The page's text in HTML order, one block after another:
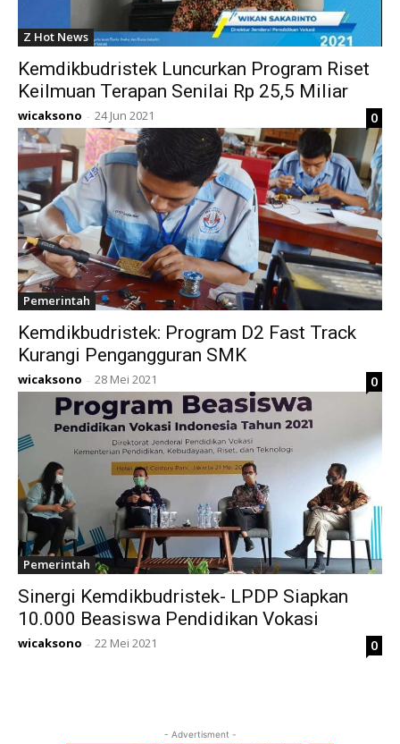
Z Hot News
Kemdikbudristek Luncurkan Program Riset
Keilmuan Terapan Senilai Rp 25,5 Miliar
wicaksono - 24 Jun 2021 0
Pemerintah
Kemdikbudristek: Program D2 Fast Track
Kurangi Pengangguran SMK
wicaksono - 28 Mei 2021 0
Pemerintah
Sinergi Kemdikbudristek- LPDP Siapkan
10.000 Beasiswa Pendidikan Vokasi
wicaksono - 22 Mei 2021 0
- Advertisment -